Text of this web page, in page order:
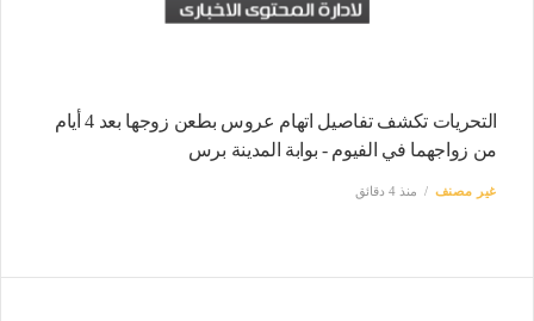
التحريات تكشف تفاصيل اتهام عروس بطعن زوجها بعد 4 أيام
من زواجهما في الفيوم - بوابة المدينة برس
غير مصنف منذ 4 دقائق